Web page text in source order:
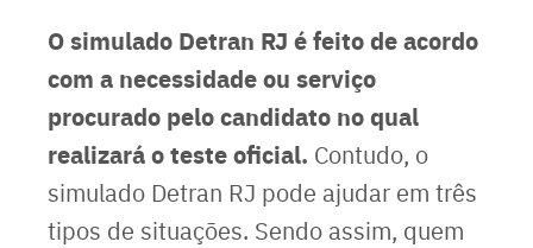
O simulado Detran RJ é feito de acordo
com a necessidade ou serviço
procurado pelo candidato no qual
realizará o teste oficial. Contudo, o
simulado Detran RJ pode ajudar em três
tipos de situações. Sendo assim, quem